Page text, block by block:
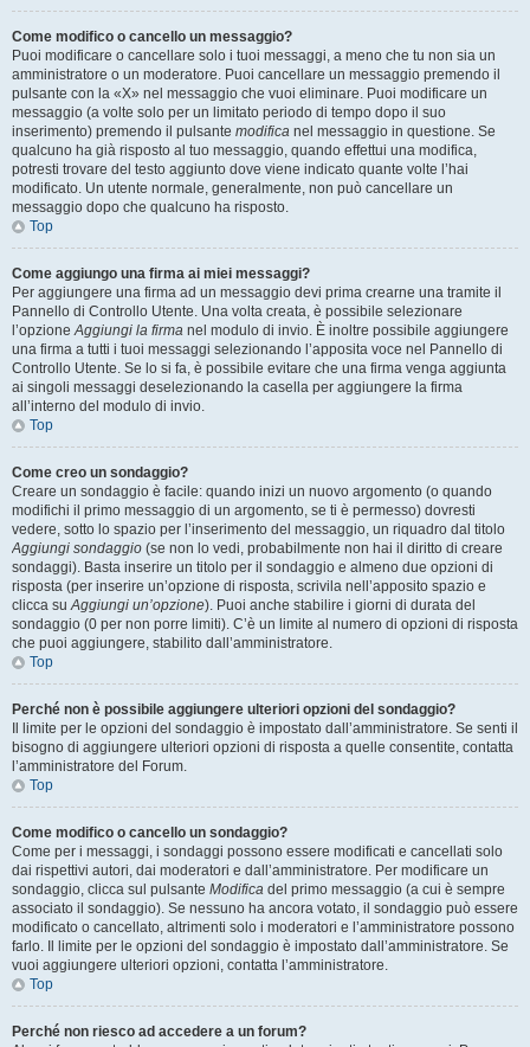
Come modifico o cancello un messaggio?
Puoi modificare o cancellare solo i tuoi messaggi, a meno che tu non sia un
amministratore o un moderatore. Puoi cancellare un messaggio premendo il
pulsante con la «X» nel messaggio che vuoi eliminare. Puoi modificare un
messaggio (a volte solo per un limitato periodo di tempo dopo il suo
inserimento) premendo il pulsante modifica nel messaggio in questione. Se
qualcuno ha già risposto al tuo messaggio, quando effettui una modifica,
potresti trovare del testo aggiunto dove viene indicato quante volte l’hai
modificato. Un utente normale, generalmente, non può cancellare un
messaggio dopo che qualcuno ha risposto.
Top
Come aggiungo una firma ai miei messaggi?
Per aggiungere una firma ad un messaggio devi prima crearne una tramite il
Pannello di Controllo Utente. Una volta creata, è possibile selezionare
l’opzioneAggiungi la firma nel modulo di invio. È inoltre possibile aggiungere
una firma a tutti i tuoi messaggi selezionando l’apposita voce nel Pannello di
Controllo Utente. Se lo si fa, è possibile evitare che una firma venga aggiunta
ai singoli messaggi deselezionando la casella per aggiungere la firma
all’interno del modulo di invio.
Top
Come creo un sondaggio?
Creare un sondaggio è facile: quando inizi un nuovo argomento (o quando
modifichi il primo messaggio di un argomento, se ti è permesso) dovresti
vedere, sotto lo spazio per l’inserimento del messaggio, un riquadro dal titolo
Aggiungi sondaggio (se non lo vedi, probabilmente non hai il diritto di creare
sondaggi). Basta inserire un titolo per il sondaggio e almeno due opzioni di
risposta (per inserire un’opzione di risposta, scrivila nell’apposito spazio e
clicca suAggiungi un’opzione). Puoi anche stabilire i giorni di durata del
sondaggio (0 per non porre limiti). C’è un limite al numero di opzioni di risposta
che puoi aggiungere, stabilito dall’amministratore.
Top
Perché non è possibile aggiungere ulteriori opzioni del sondaggio?
Il limite per le opzioni del sondaggio è impostato dall’amministratore. Se senti il
bisogno di aggiungere ulteriori opzioni di risposta a quelle consentite, contatta
l’amministratore del Forum.
Top
Come modifico o cancello un sondaggio?
Come per i messaggi, i sondaggi possono essere modificati e cancellati solo
dai rispettivi autori, dai moderatori e dall’amministratore. Per modificare un
sondaggio, clicca sul pulsante Modifica del primo messaggio (a cui è sempre
associato il sondaggio). Se nessuno ha ancora votato, il sondaggio può essere
modificato o cancellato, altrimenti solo i moderatori e l’amministratore possono
farlo. Il limite per le opzioni del sondaggio è impostato dall’amministratore. Se
vuoi aggiungere ulteriori opzioni, contatta l’amministratore.
Top
Perché non riesco ad accedere a un forum?